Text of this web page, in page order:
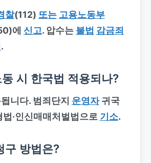
찰(112) 또는 고용노동부
에 신고. 압수는 불법 감금죄
.
시 한국법 적용되나?
니다. 범죄단지 운영자귀국
법·인신매매처벌법으로 기소.
구 방법은?